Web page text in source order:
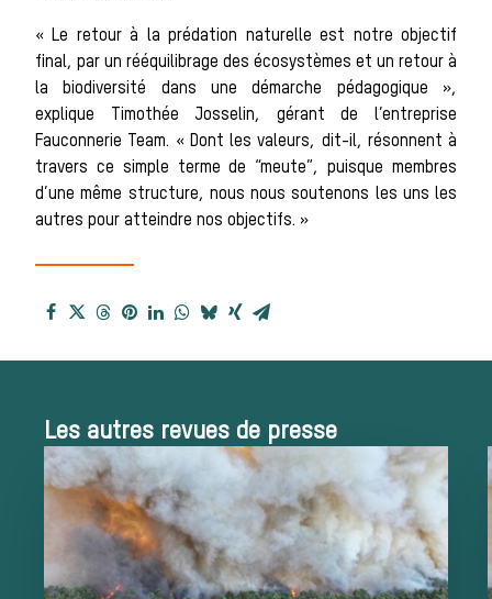
Héritage
Histoire de la
chasse à
courre
Patrimoine
Équipages
La trompe de
« Le retour à la prédation naturelle est notre objectif
final, par un rééquilibrage des écosystèmes et un retour à
la biodiversité dans une démarche pédagogique »,
explique Timothée Josselin, gérant de l’entreprise
Fauconnerie Team. « Dont les valeurs, dit-il, résonnent à
travers ce simple terme de “meute”, puisque membres
d’une même structure, nous nous soutenons les uns les
autres pour atteindre nos objectifs. »
Les autres revues de presse